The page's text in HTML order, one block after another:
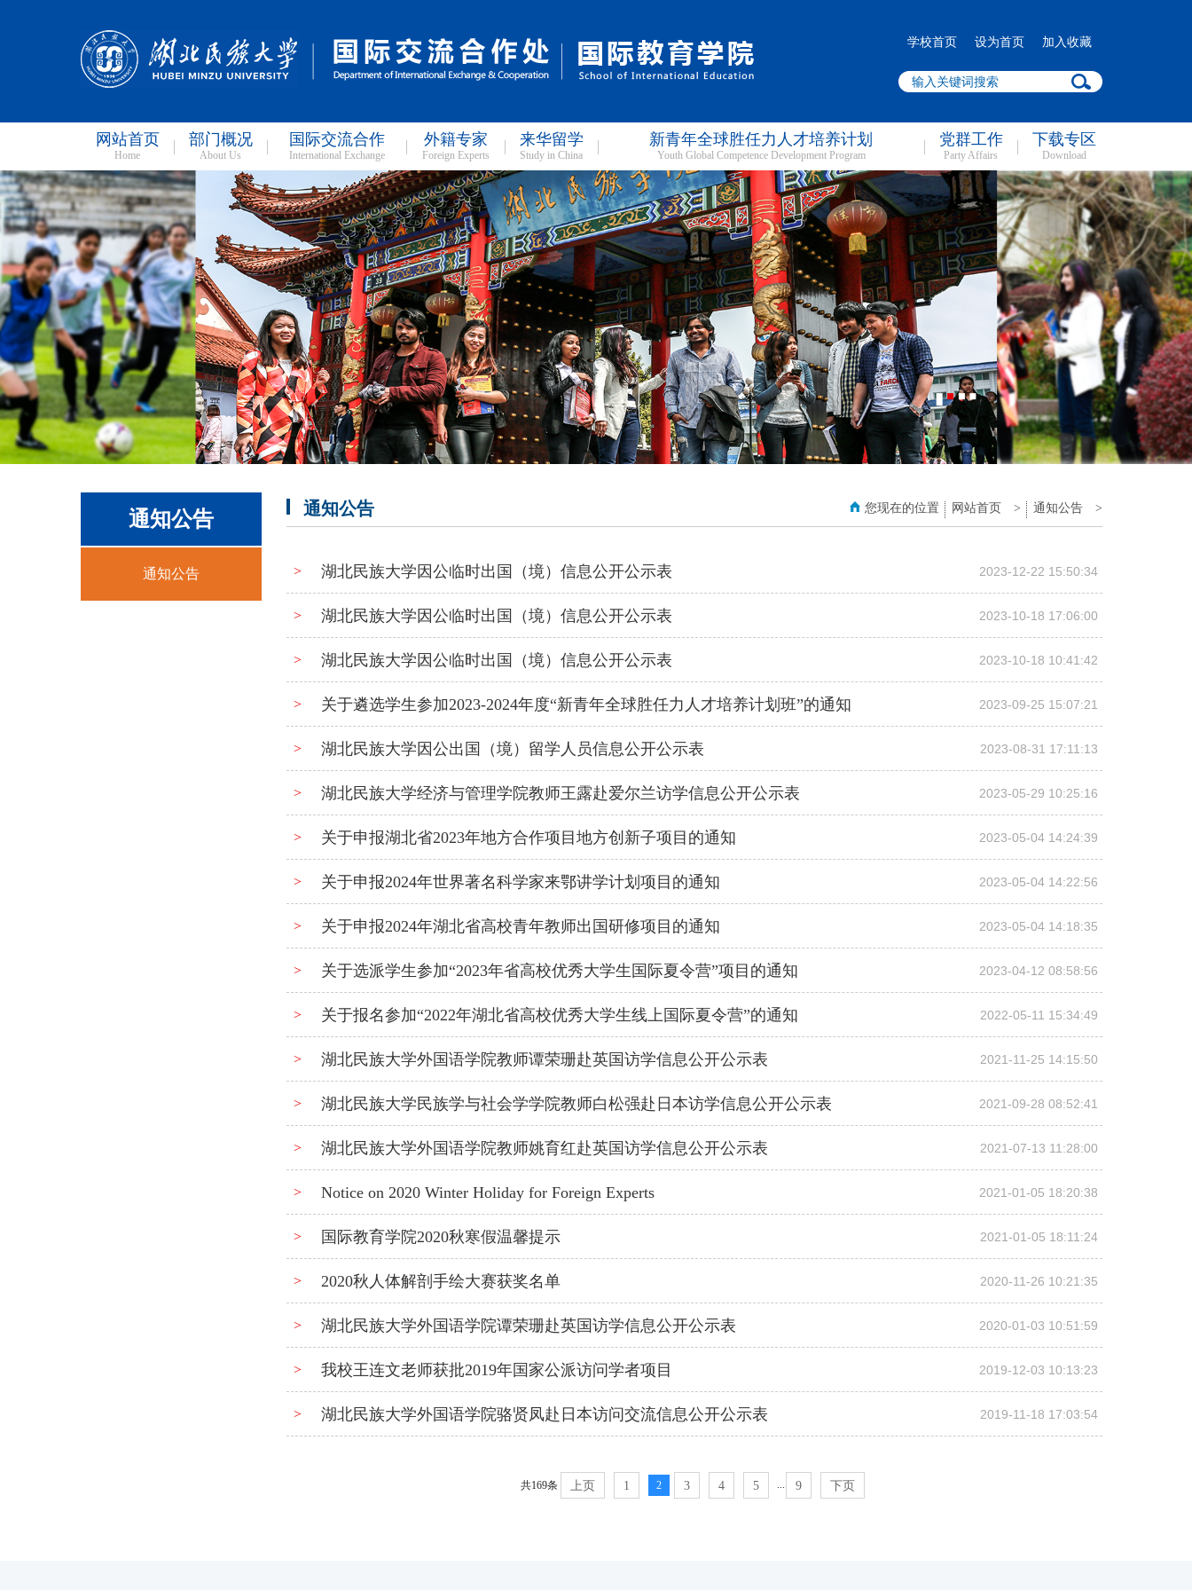
学校首页 设为首页 加入收藏
网站首页
Home
部门概况
About Us
国际交流合作
International Exchange
外籍专家
Foreign Experts
来华留学
Study in China
新青年全球胜任力人才培养计划
Youth Global Competence Development Program
党群工作
Party Affairs
下载专区
Download
通知公告
通知公告
通知公告 您现在的位置 网站首页 > 通知公告 >
> 湖北民族‍‍‍‍​大学因公临时出国（境）信息公开公示表 2023-12-22 15:50:34
> 湖北民族大学因公临时出国（境）信息公开公示表 2023-10-18 17:06:00
> 湖北民族大学因公临时出国（境）信息公开公示表 2023-10-18 10:41:42
> 关于遴选学生参加2023-2024年度“新青年全球胜任力人才培养计划班”的通知 2023-09-25 15:07:21
> 湖北民族大学因公出国（境）留学人员信息公开公示表 2023-08-31 17:11:13
> 湖北民族大学经济与管理学院教师王露赴爱尔兰访学信息公开公示表 2023-05-29 10:25:16
> 关于申报湖北省2023年地方合作项目地方创新子项目的通知 2023-05-04 14:24:39
> 关于申报2024年世界著名科学家来鄂讲学计划项目的通知 2023-05-04 14:22:56
> 关于申报2024年湖北省高校青年教师出国研修项目的通知 2023-05-04 14:18:35
> 关于选派学生参加“2023年省高校优秀大学生国际夏令营”项目的通知 2023-04-12 08:58:56
> 关于报名参加“2022年湖北省高校优秀大学生线上国际夏令营”的通知 2022-05-11 15:34:49
> 湖北民族大学外国语学院教师谭荣珊赴英国访学信息公开公示表 2021-11-25 14:15:50
> 湖北民族大学民族学与社会学学院教师白松强赴日本访学信息公开公示表 2021-09-28 08:52:41
> 湖北民族大学外国语学院教师姚育红赴英国访学信息公开公示表 2021-07-13 11:28:00
> Notice on 2020 Winter Holiday for Foreign Experts 2021-01-05 18:20:38
> 国际教育学院2020秋寒假温馨提示 2021-01-05 18:11:24
> 2020秋人体解剖手绘大赛获奖名单 2020-11-26 10:21:35
> 湖北民族大学外国语学院谭荣珊赴英国访学信息公开公示表 2020-01-03 10:51:59
> 我校王连文老师获批2019年国家公派访问学者项目 2019-12-03 10:13:23
> 湖北民族大学外国语学院骆贤凤赴日本访问交流信息公开公示表 2019-11-18 17:03:54
共169条 上页 1 2 3 4 5 ... 9 下页